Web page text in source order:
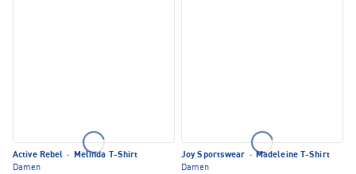
Active Rebel ·
Melinda T-Shirt
Damen
Joy Sportswear · Madeleine T-Shirt
Damen